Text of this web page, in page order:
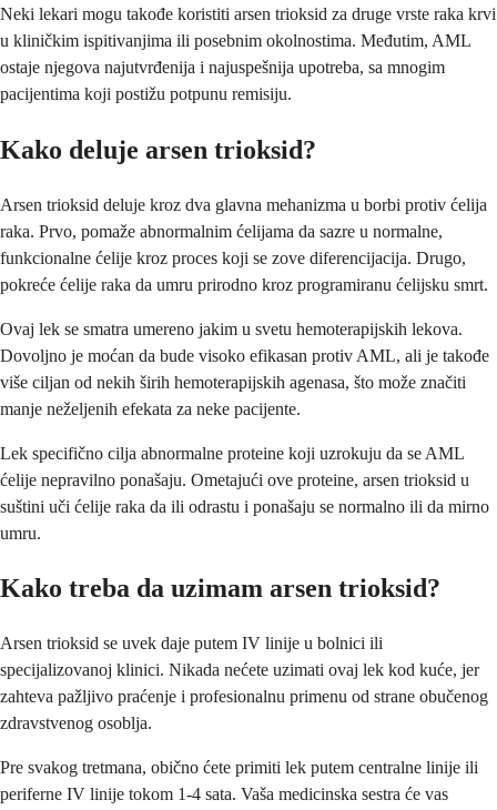
Neki lekari mogu takođe koristiti arsen trioksid za druge vrste raka krvi
u kliničkim ispitivanjima ili posebnim okolnostima. Međutim, AML
ostaje njegova najutvrđenija i najuspešnija upotreba, sa mnogim
pacijentima koji postižu potpunu remisiju.
Kako deluje arsen trioksid?
Arsen trioksid deluje kroz dva glavna mehanizma u borbi protiv ćelija
raka. Prvo, pomaže abnormalnim ćelijama da sazre u normalne,
funkcionalne ćelije kroz proces koji se zove diferencijacija. Drugo,
pokreće ćelije raka da umru prirodno kroz programiranu ćelijsku smrt.
Ovaj lek se smatra umereno jakim u svetu hemoterapijskih lekova.
Dovoljno je moćan da bude visoko efikasan protiv AML, ali je takođe
više ciljan od nekih širih hemoterapijskih agenasa, što može značiti
manje neželjenih efekata za neke pacijente.
Lek specifično cilja abnormalne proteine koji uzrokuju da se AML
ćelije nepravilno ponašaju. Ometajući ove proteine, arsen trioksid u
suštini uči ćelije raka da ili odrastu i ponašaju se normalno ili da mirno
umru.
Kako treba da uzimam arsen trioksid?
Arsen trioksid se uvek daje putem IV linije u bolnici ili
specijalizovanoj klinici. Nikada nećete uzimati ovaj lek kod kuće, jer
zahteva pažljivo praćenje i profesionalnu primenu od strane obučenog
zdravstvenog osoblja.
Pre svakog tretmana, obično ćete primiti lek putem centralne linije ili
periferne IV linije tokom 1-4 sata. Vaša medicinska sestra će vas